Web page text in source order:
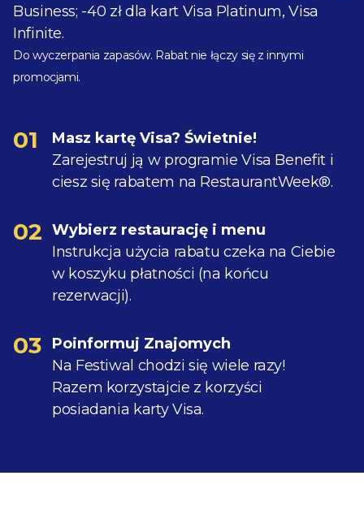
Business; -40 zł dla kart Visa Platinum, Visa
Infinite.
Do wyczerpania zapasów. Rabat nie łączy się z innymi
promocjami.
01
Masz kartę Visa? Świetnie!
Zarejestruj ją w programie Visa Benefit i
ciesz się rabatem na RestaurantWeek®.
02 Wybierz restaurację i menu
Instrukcja użycia rabatu czeka na Ciebie
w koszyku płatności (na końcu
rezerwacji).
03
Poinformuj Znajomych
Na Festiwal chodzi się wiele razy!
Razem korzystajcie z korzyści
posiadania karty Visa.